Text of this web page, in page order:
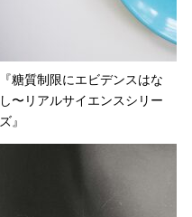
『糖質制限にエビデンスはな
し〜リアルサイエンスシリー
ズ』